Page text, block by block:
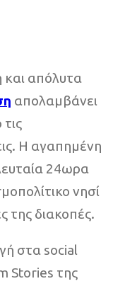
και απόλυτα
απολαμβάνει
Η αγαπημένη
24ωρα
νησί
της διακοπές.
στα social
Stories της